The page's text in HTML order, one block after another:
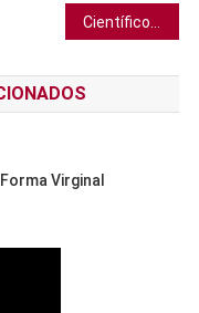
Virginal